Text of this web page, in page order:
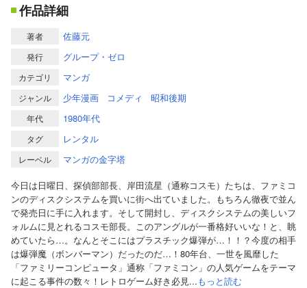
作品詳細
著者 佐藤元
発行 グループ・ゼロ
カテゴリ マンガ
ジャンル 少年漫画 コメディ 昭和後期
年代 1980年代
タグ レンタル
レーベル
マンガの金字塔
今日は日曜日、探偵部部長、岸田流星（通称コスモ）たちは、ファミコ
ンのディスクシステムを買いに街へ出ていました。もちろん徹夜で並ん
で発売日に手に入れます。そして開封し、ディスクシステムの美しいフ
ォルムに見とれるコスモ部長。このアングルが一番格好いいな！と、眺
めていたら…。なんとそこにはプラスチック爆弾が…！！？今度の相手
は爆弾魔（ボンバーマン）だったのだ…！80年台、一世を風靡した
「ファミリーコンピュータ」通称「ファミコン」の人気ゲームをテーマ
に起こる事件の数々！レトロゲーム好き必見...もっと読む